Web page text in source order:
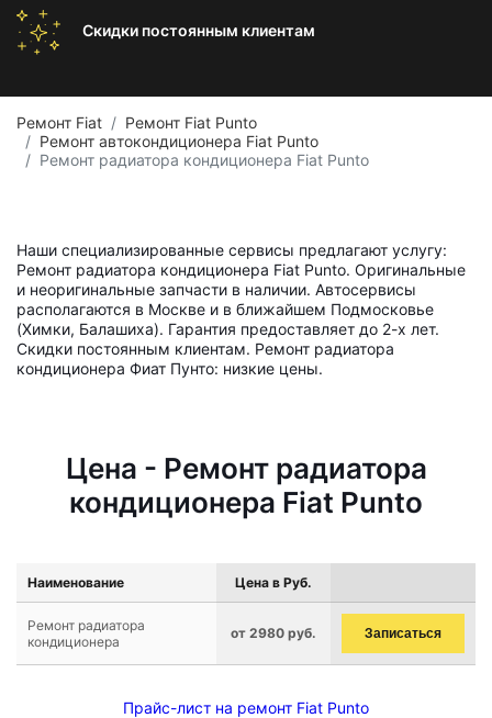
Скидки постоянным клиентам
Ремонт Fiat
Ремонт Fiat Punto
Ремонт автокондиционера Fiat Punto
Ремонт радиатора кондиционера Fiat Punto
Наши специализированные сервисы предлагают услугу:
Ремонт радиатора кондиционера Fiat Punto. Оригинальные
и неоригинальные запчасти в наличии. Автосервисы
располагаются в Москве и в ближайшем Подмосковье
(Химки, Балашиха). Гарантия предоставляет до 2-х лет.
Скидки постоянным клиентам. Ремонт радиатора
кондиционера Фиат Пунто: низкие цены.
Цена - Ремонт радиатора
кондиционера Fiat Punto
Наименование Цена в Руб.
Ремонт радиатора
кондиционера
от 2980 руб. Записаться
Прайс-лист на ремонт Fiat Punto